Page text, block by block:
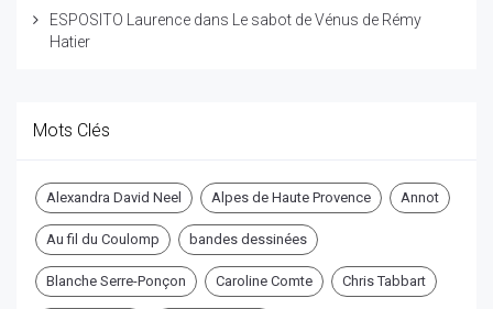
ESPOSITO Laurence dans Le sabot de Vénus de Rémy
Hatier
Mots Clés
Alexandra David Neel Alpes de Haute Provence Annot
Au fil du Coulomp bandes dessinées
Blanche Serre-Ponçon Caroline Comte Chris Tabbart